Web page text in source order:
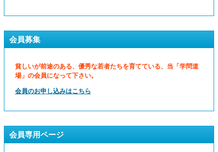
会員募集
貧しいが前途のある、優秀な若者たちを育てている、当「学問道
場」の会員になって下さい。
会員のお申し込みはこちら
会員専用ページ